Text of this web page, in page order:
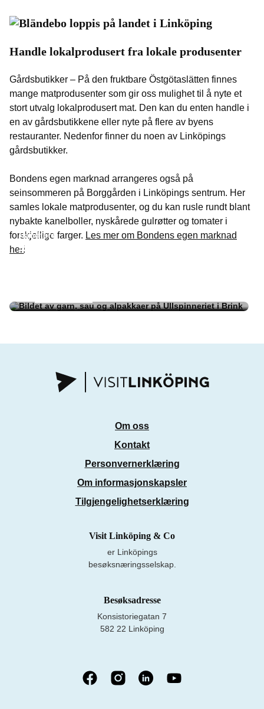
Handle lokalprodusert fra lokale produsenter
Gårdsbutikker – På den fruktbare Östgötaslätten finnes
mange matprodusenter som gir oss mulighet til å nyte et
stort utvalg lokalprodusert mat. Den kan du enten handle i
en av gårdsbutikkene eller nyte på flere av byens
restauranter. Nedenfor finner du noen av Linköpings
gårdsbutikker.
Bondens egen marknad arrangeres også på
seinsommeren på Borggården i Linköpings sentrum. Her
samles lokale matprodusenter, og du kan rusle rundt blant
nybakte kanelboller, nyskårede gulrøtter og tomater i
forskjellige farger. Les mer om Bondens egen marknad
her!
Håndtere
Håndtere
Om oss
Kontakt
Personvernerklæring
Om informasjonskapsler
Tilgjengelighetserklæring
Visit Linköping & Co
er Linköpings
besøksnæringsselskap.
Besøksadresse
Konsistoriegatan 7
582 22 Linköping